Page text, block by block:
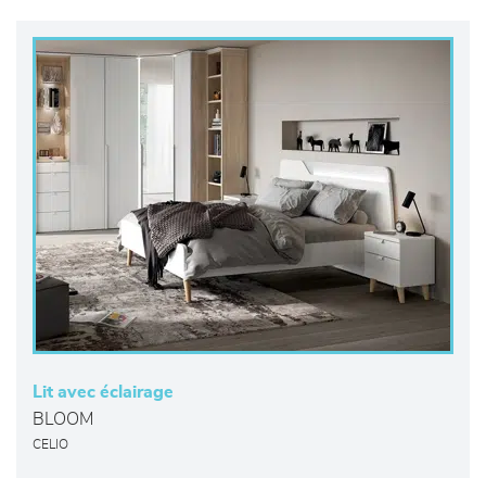
Lit avec éclairage
BLOOM
CELIO